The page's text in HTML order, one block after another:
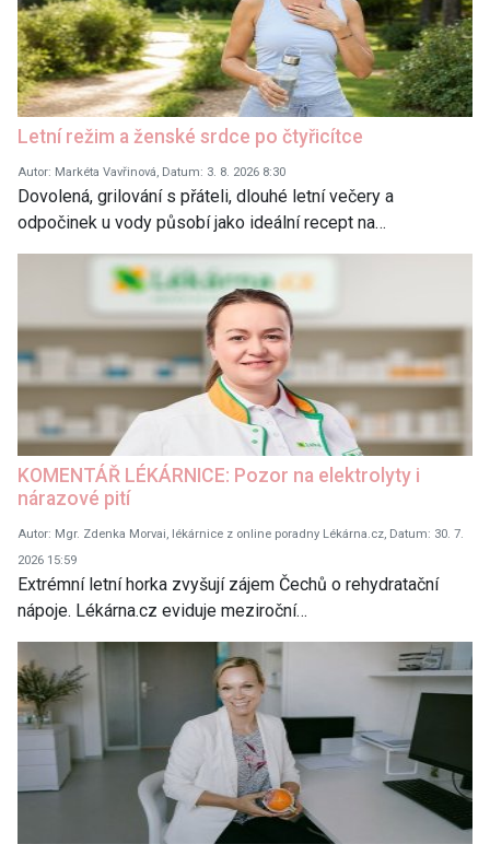
Letní režim a ženské srdce po čtyřicítce
Autor: Markéta Vavřinová, Datum: 3. 8. 2026 8:30
Dovolená, grilování s přáteli, dlouhé letní večery a
odpočinek u vody působí jako ideální recept na…
KOMENTÁŘ LÉKÁRNICE: Pozor na elektrolyty i
nárazové pití
Autor: Mgr. Zdenka Morvai, lékárnice z online poradny Lékárna.cz, Datum: 30. 7.
2026 15:59
Extrémní letní horka zvyšují zájem Čechů o rehydratační
nápoje. Lékárna.cz eviduje meziroční…